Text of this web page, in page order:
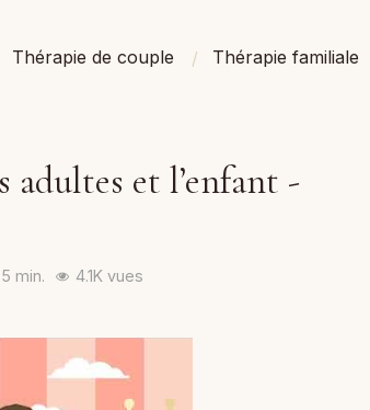
Thérapie de couple Thérapie familiale
adultes et l’enfant -
5 min. 4.1K vues